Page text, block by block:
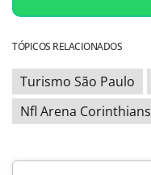
TÓPICOS RELACIONADOS
Turismo São Paulo
Nfl Arena Corinthians